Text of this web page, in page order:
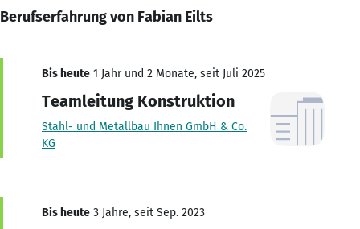
Berufserfahrung von Fabian Eilts
Bis heute 1 Jahr und 2 Monate, seit Juli 2025
Teamleitung Konstruktion
Stahl- und Metallbau Ihnen GmbH & Co.
KG
Bis heute 3 Jahre, seit Sep. 2023